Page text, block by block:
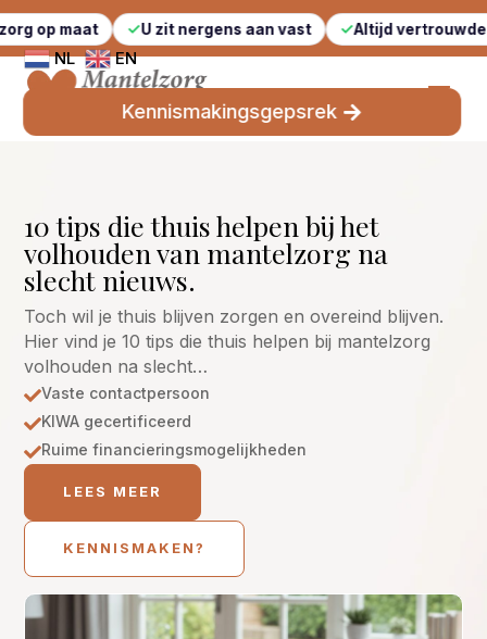
U zit nergens aan vast Altijd vertrouwde gezichten
NL EN
Kennismakingsgepsrek
10 tips die thuis helpen bij het
volhouden van mantelzorg na
slecht nieuws.
Toch wil je thuis blijven zorgen en overeind blijven.
Hier vind je 10 tips die thuis helpen bij mantelzorg
volhouden na slecht…
Vaste contactpersoon
KIWA gecertificeerd
Ruime financieringsmogelijkheden
LEES MEER
KENNISMAKEN?